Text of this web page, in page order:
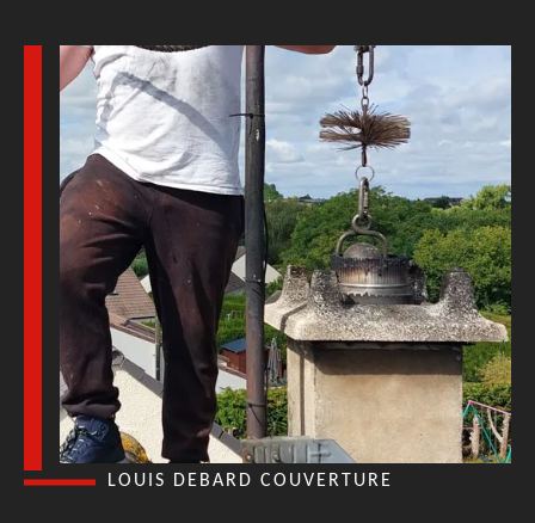
LOUIS DEBARD COUVERTURE